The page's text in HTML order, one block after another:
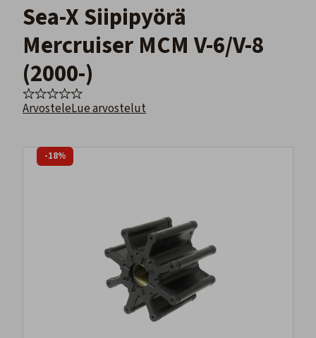
Sea-X Siipipyörä
Mercruiser MCM V-6/V-8
(2000-)
ArvosteleLue arvostelut
-18%